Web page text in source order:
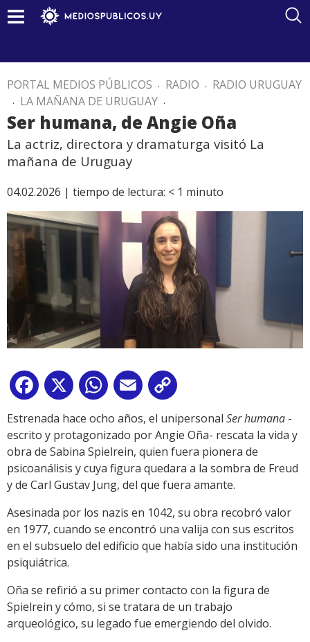
PORTAL MEDIOS PÚBLICOS . RADIO . RADIO URUGUAY
. LA MAÑANA DE URUGUAY .
Ser humana, de Angie Oña
La actriz, directora y dramaturga visitó La
mañana de Uruguay
04.02.2026 | tiempo de lectura: < 1 minuto
Facebook
X WhatsApp
Email
Link
Estrenada hace ocho años, el unipersonal Ser humana -
escrito y protagonizado por Angie Oña- rescata la vida y
obra de Sabina Spielrein, quien fuera pionera de
psicoanálisis y cuya figura quedara a la sombra de Freud
y de Carl Gustav Jung, del que fuera amante.
Asesinada por los nazis en 1042, su obra recobró valor
en 1977, cuando se encontró una valija con sus escritos
en el subsuelo del edificio que había sido una institución
psiquiátrica.
Oña se refirió a su primer contacto con la figura de
Spielrein y cómo, si se tratara de un trabajo
arqueológico, su legado fue emergiendo del olvido.